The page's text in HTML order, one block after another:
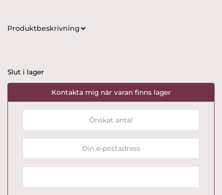
Produktbeskrivning
Slut i lager
Kontakta mig när varan finns lager